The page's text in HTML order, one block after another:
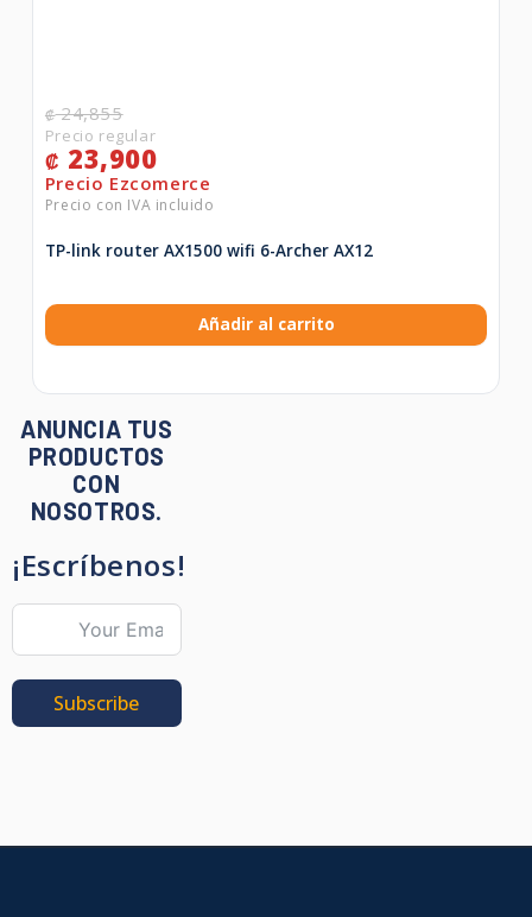
₡24,855
₡ 23,900
TP-link router AX1500 wifi 6-Archer AX12
Añadir al carrito
ANUNCIA TUS
PRODUCTOS
CON
NOSOTROS.
¡Escríbenos!
Subscribe